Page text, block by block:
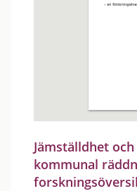
Jämställdhet
kommunal